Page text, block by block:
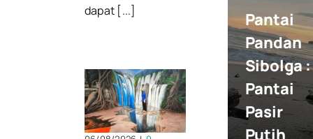
dapat [...]
Pantai
Pandan
Sibolga :
Pantai
Pasir
Putih